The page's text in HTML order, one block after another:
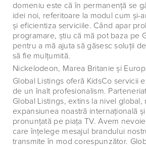
domeniu este că în permanenţă se
idei noi, referitoare la modul cum şi-
şi eficientiza serviciile. Când apar
programare, ştiu că mă pot baza pe
pentru a mă ajuta să găsesc soluţii
să fie mulţumită.
Nickelodeon, Marea Britanie şi
Global Listings oferă KidsCo servicii
de un înalt profesionalism.
Global Listings, extins la nivel global,
expansiunea noastră internaţională
pronunţată pe piaţa TV. Avem
care înţelege mesajul brandului
transmite în mod corespunzător.